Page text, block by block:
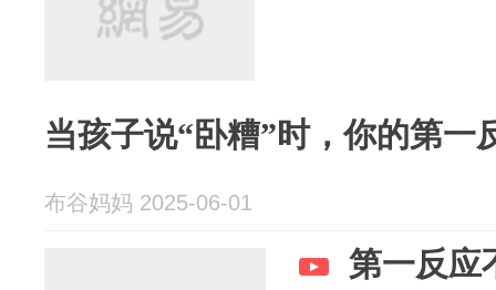
当孩子说“卧糟”时，你的第一
布谷妈妈 2025-06-01
第一反应